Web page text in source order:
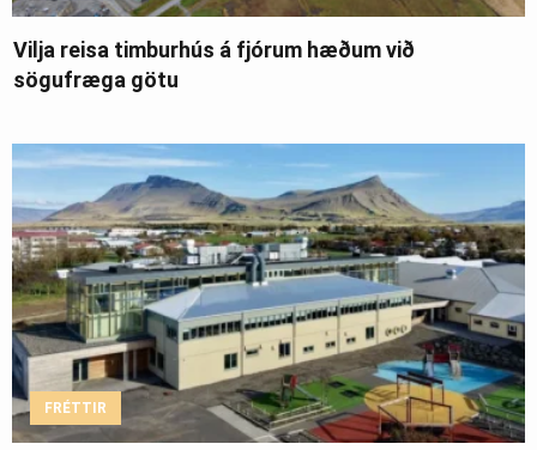
Vilja reisa timburhús á fjórum hæðum við
sögufræga götu
FRÉTTIR